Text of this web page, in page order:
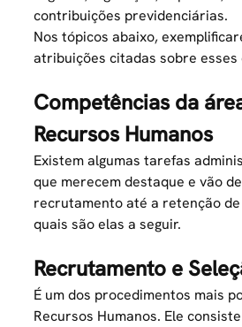
contribuições previdenciárias.
Nos tópicos abaixo,
atribuições citadas sobre esses
Competências da
Recursos Humanos
Existem algumas tarefas
que merecem destaque e vão
recrutamento até a retenção
quais são elas a seguir.
Recrutamento e
É um dos procedimentos mais
Recursos Humanos. Ele